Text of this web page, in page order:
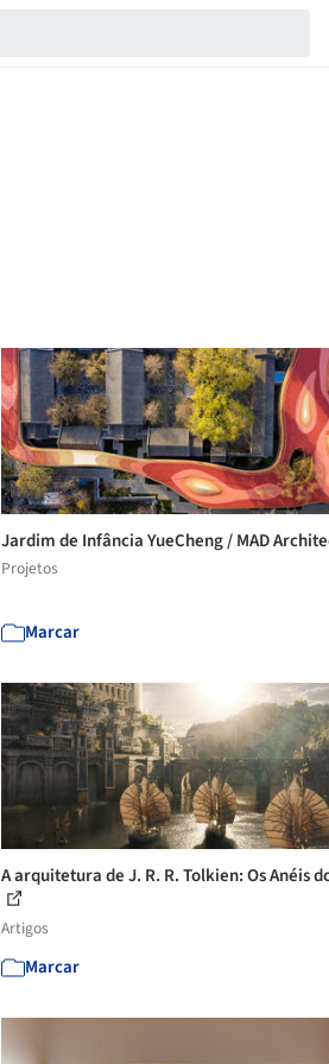
Jardim de Infância YueCheng / MAD
Projetos
Marcar
A arquitetura de J. R. R. Tolkien: Os Anéis
Artigos
Marcar